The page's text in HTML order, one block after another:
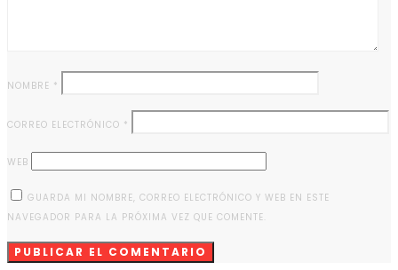
NOMBRE *
CORREO ELECTRÓNICO *
WEB
GUARDA MI NOMBRE, CORREO ELECTRÓNICO Y WEB EN ESTE
NAVEGADOR PARA LA PRÓXIMA VEZ QUE COMENTE.